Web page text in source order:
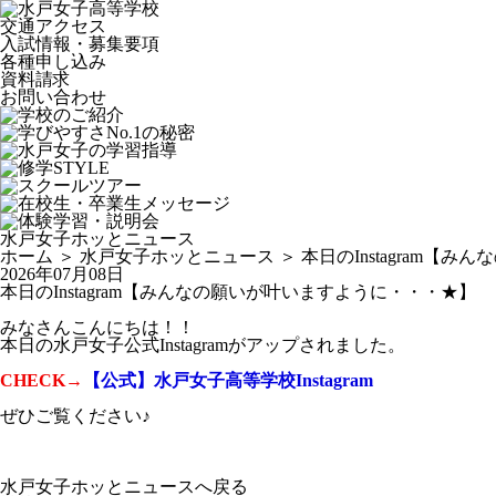
交通アクセス
入試情報・募集要項
各種申し込み
資料請求
お問い合わせ
水戸女子ホッとニュース
ホーム ＞ 水戸女子ホッとニュース ＞ 本日のInstagram【みん
2026年07月08日
本日のInstagram【みんなの願いが叶いますように・・・★】
みなさんこんにちは！！
本日の水戸女子公式Instagramがアップされました。
CHECK→
【公式】水戸女子高等学校Instagram
ぜひご覧ください♪
水戸女子ホッとニュースへ戻る